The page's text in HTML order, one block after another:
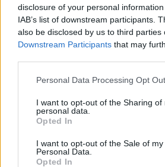
disclosure of your personal
IAB’s list of downstream participants.
also be disclosed by us to third parties
Downstream Participants that may
Please note that this website/app uses
not limited to your visit or usage
grant or deny consent to Google and
use your data for below specified
consent section.
Personal Data Processing Opt
I want to opt-out of the Sharing of
personal data.
Opted In
I want to opt-out of the Sale of my
Personal Data.
Opted In
Inviaci le tue
i tuoi video e
Su WhatsApp al
Ricevi le nostre